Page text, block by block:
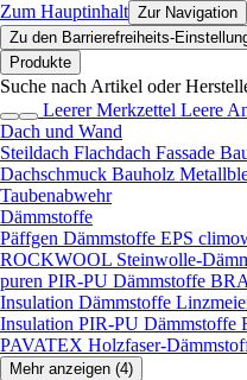
Zum Hauptinhalt Zur Navigation
Zu den Barrierefreiheits-
Produkte
Suche nach Artikel oder
Leerer Merkzettel Leere
Dach und Wand
Steildach Flachdach Fassade
Dachschmuck Bauholz
Taubenabwehr
Dämmstoffe
Päffgen Dämmstoffe EPS
ROCKWOOL Steinwolle-
puren PIR-PU Dämmstoffe
Insulation Dämmstoffe
Insulation PIR-PU Dämmstoffe
PAVATEX Holzfaser-
Mehr anzeigen (4)